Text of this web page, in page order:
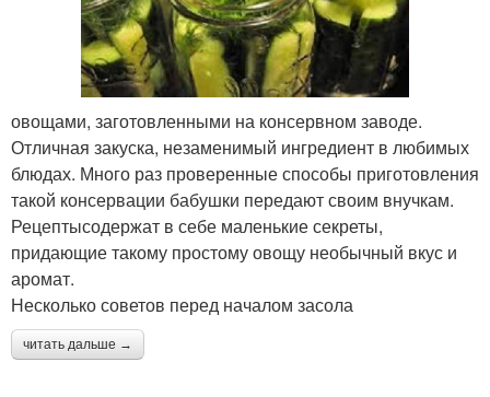
овощами, заготовленными на консервном заводе.
Отличная закуска, незаменимый ингредиент в любимых
блюдах. Много раз проверенные способы приготовления
такой консервации бабушки передают своим внучкам.
Рецептысодержат в себе маленькие секреты,
придающие такому простому овощу необычный вкус и
аромат.
Несколько советов перед началом засола
читать дальше →